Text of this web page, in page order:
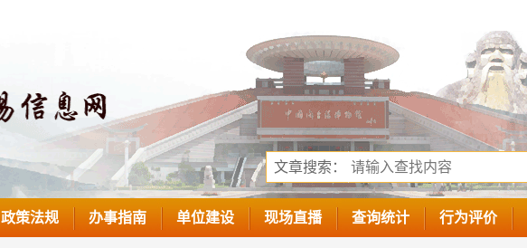
文章搜索：
政策法规 办事指南 单位建设 现场直播 查询统计 行为评价